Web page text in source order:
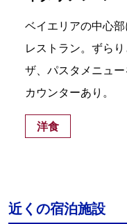
ベイエリアの中心
レストラン。ずら
ザ、パスタメニュー
カウンターあり。
洋食
近くの宿泊施設